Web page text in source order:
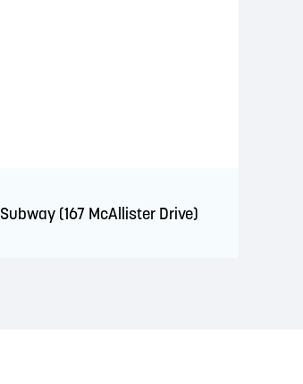
Subway (167 McAllister Drive)